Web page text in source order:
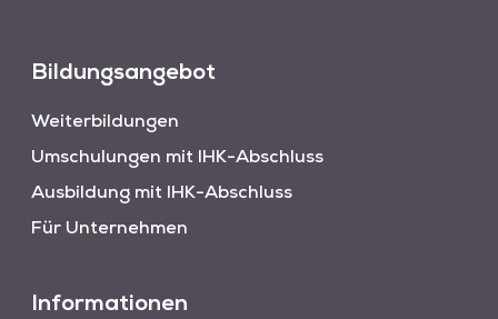
Bildungsangebot
Weiterbildungen
Umschulungen mit IHK-Abschluss
Ausbildung mit IHK-Abschluss
Für Unternehmen
Informationen